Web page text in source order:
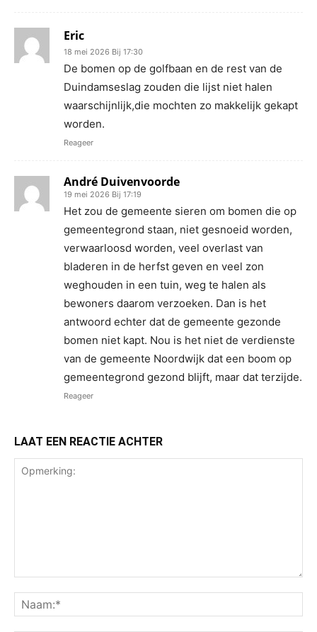
Eric
18 mei 2026 Bij 17:30
De bomen op de golfbaan en de rest van de
Duindamseslag zouden die lijst niet halen
waarschijnlijk,die mochten zo makkelijk gekapt
worden.
Reageer
André Duivenvoorde
19 mei 2026 Bij 17:19
Het zou de gemeente sieren om bomen die op
gemeentegrond staan, niet gesnoeid worden,
verwaarloosd worden, veel overlast van
bladeren in de herfst geven en veel zon
weghouden in een tuin, weg te halen als
bewoners daarom verzoeken. Dan is het
antwoord echter dat de gemeente gezonde
bomen niet kapt. Nou is het niet de verdienste
van de gemeente Noordwijk dat een boom op
gemeentegrond gezond blijft, maar dat terzijde.
Reageer
LAAT EEN REACTIE ACHTER